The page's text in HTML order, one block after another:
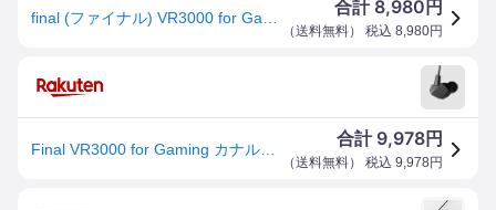
合計 8,980 円
（送料無料） 税込 8,980円
合計 9,978円
（送料無料） 税込 9,978 円